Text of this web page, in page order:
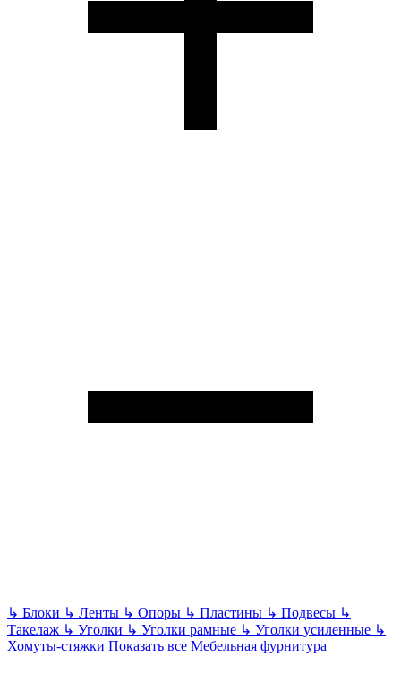
↳ Блоки ↳ Ленты ↳ Опоры ↳ Пластины ↳ Подвесы ↳
Такелаж ↳ Уголки ↳ Уголки рамные ↳ Уголки усиленные ↳
Хомуты-стяжки Показать все Мебельная фурнитура